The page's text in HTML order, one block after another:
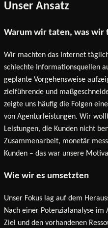
Unser Ansatz
Warum wir taten, was wir
Wir machten das Internet
schlechte Informationsquellen
geplante Vorgehensweise
zielführende und
zeigte uns häufig die Folgen
von Agenturleistungen. Wir
Leistungen, die Kunden nicht
Zusammenarbeit, monetär
Kunden – das war unsere
Wie wir es umsetzten
Unser Fokus lag auf dem
Nach einer Potenzialanalyse
Ziel und den vorhandenen